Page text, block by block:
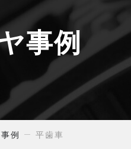
事例
例 平歯車